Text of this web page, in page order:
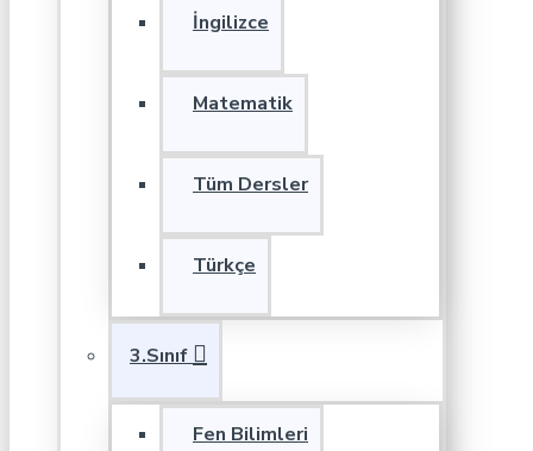
İngilizce
Matematik
Tüm Dersler
Türkçe
3.Sınıf
Fen Bilimleri